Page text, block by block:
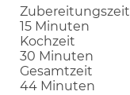
Zubereitungszeit
15Minuten
Minuten
Kochzeit
30 Minuten
Minuten
Gesamtzeit
44Minuten
Minuten